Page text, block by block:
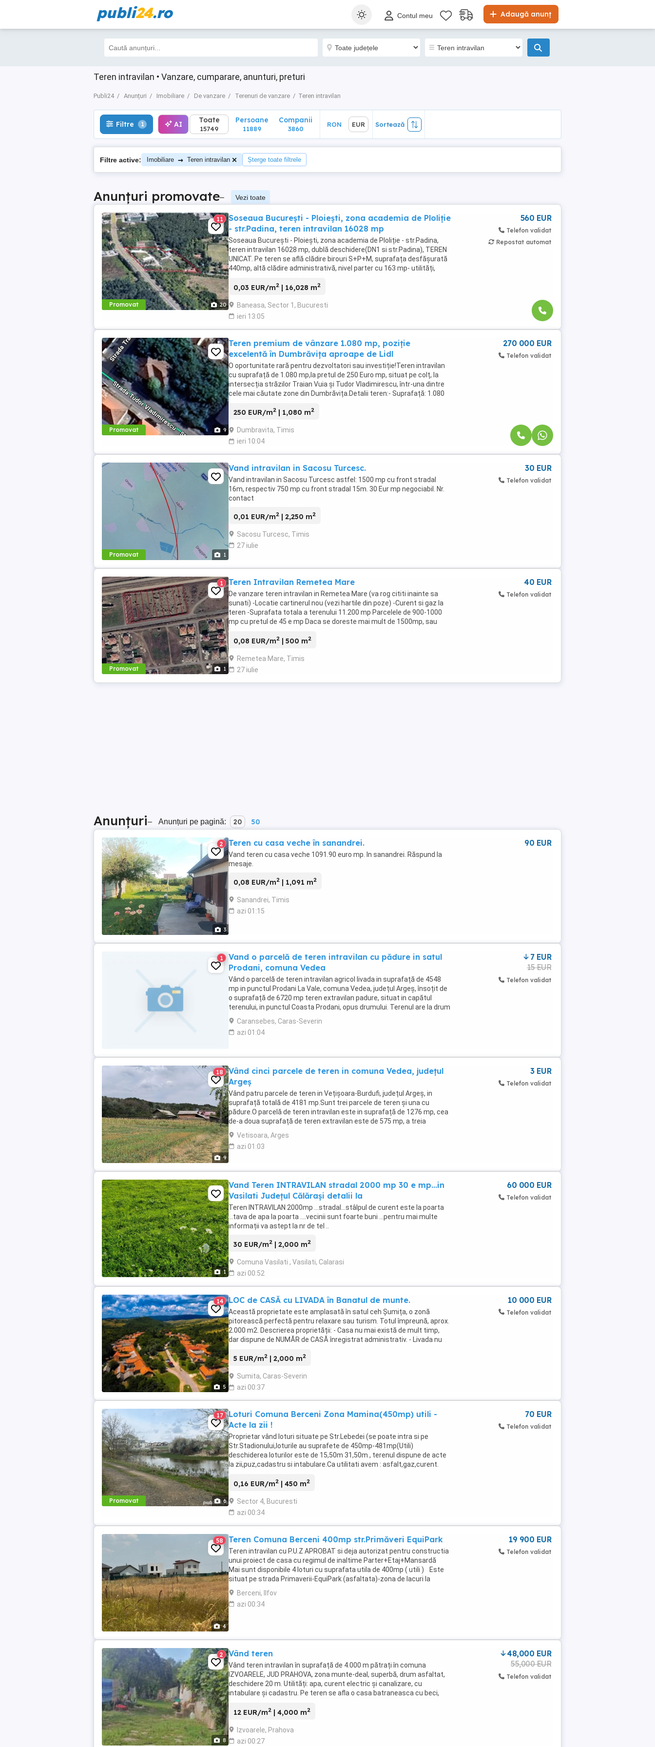
publi24.ro Adaugă anunț
Contul meu
Teren intravilan • Vanzare, cumparare, anunturi, preturi
Publi24 Anunțuri Imobiliare De vanzare Terenuri de vanzare Teren intravilan
Filtre 1 AI EUR Sortează
Filtre 1 AI Toate
15749
Persoane
11889
Companii
3860
RON EUR Sortează
Filtre active: Imobiliare → Teren intravilan Șterge toate filtrele
Anunțuri promovate– Vezi toate
Promovat 20
11
Soseaua București - Ploiești, zona academia de Ploliție
- str.Padina, teren intravilan 16028 mp
Soseaua București - Ploiești, zona academia de Ploliție - str.Padina,
teren intravilan 16028 mp, dublă deschidere(DN1 si str.Padina), TEREN
UNICAT. Pe teren se află clădire birouri S+P+M, suprafața desfășurată
440mp, altă clădire administrativă, nivel parter cu 163 mp- utilități,
0,03 EUR/m2 | 16,028 m2
Baneasa, Sector 1, Bucuresti
ieri 13:05
560 EUR
Telefon validat
Repostat automat
Promovat 9
Teren premium de vânzare 1.080 mp, poziție
excelentă în Dumbrăvița aproape de Lidl
O oportunitate rară pentru dezvoltatori sau investiție!Teren intravilan
cu suprafață de 1.080 mp,la pretul de 250 Euro mp, situat pe colț, la
intersecția străzilor Traian Vuia și Tudor Vladimirescu, într-una dintre
cele mai căutate zone din Dumbrăvița.Detalii teren:- Suprafață: 1.080
250 EUR/m2 | 1,080 m2
Dumbravita, Timis
ieri 10:04
270 000 EUR
Telefon validat
Promovat 1
Vand intravilan in Sacosu Turcesc.
Vand intravilan in Sacosu Turcesc astfel: 1500 mp cu front stradal
16m, respectiv 750 mp cu front stradal 15m. 30 Eur mp negociabil. Nr.
contact
0,01 EUR/m2 | 2,250 m2
Sacosu Turcesc, Timis
27 iulie
30 EUR
Telefon validat
Promovat 1
1 Teren Intravilan Remetea Mare
De vanzare teren intravilan in Remetea Mare (va rog cititi inainte sa
sunati) -Locatie cartinerul nou (vezi hartile din poze) -Curent si gaz la
teren -Suprafata totala a terenului 11.200 mp Parcelele de 900-1000
mp cu pretul de 45 e mp Daca se doreste mai mult de 1500mp, sau
0,08 EUR/m2 | 500 m2
Remetea Mare, Timis
27 iulie
40 EUR
Telefon validat
Anunțuri– Anunțuri pe pagină: 20 50
3
2 Teren cu casa veche în sanandrei.
Vand teren cu casa veche 1091.90 euro mp. In sanandrei. Răspund la
mesaje.
0,08 EUR/m2 | 1,091 m2
Sanandrei, Timis
azi 01:15
90 EUR
1
Vand o parcelă de teren intravilan cu pădure in satul
Prodani, comuna Vedea
Vând o parcelă de teren intravilan agricol livada in suprafață de 4548
mp in punctul Prodani La Vale, comuna Vedea, județul Argeș, însoțit de
o suprafață de 6720 mp teren extravilan padure, situat in capătul
terenului, in punctul Coasta Prodani, opus drumului. Terenul are la drum
toate utilitățile, adică ...
Caransebes, Caras-Severin
azi 01:04
7 EUR
15 EUR
Telefon validat
9
18
Vând cinci parcele de teren in comuna Vedea, județul
Argeș
Vând patru parcele de teren in Vețișoara-Burdufi, județul Argeș, in
suprafață totală de 4181 mp.Sunt trei parcele de teren și una cu
pădure.O parcelă de teren intravilan este in suprafață de 1276 mp, cea
de-a doua suprafață de teren extravilan este de 575 mp, a treia
suprafață de teren extravilan este ...
Vetisoara, Arges
azi 01:03
3 EUR
Telefon validat
1
Vand Teren INTRAVILAN stradal 2000 mp 30 e mp...in
Vasilati Județul Călărași detalii la
Teren INTRAVILAN 2000mp ...stradal...stâlpul de curent este la poarta
...tava de apa la poarta ....vecinii sunt foarte buni ...pentru mai multe
informații va astept la nr de tel ..
30 EUR/m2 | 2,000 m2
Comuna Vasilati , Vasilati, Calarasi
azi 00:52
60 000 EUR
Telefon validat
5
14 LOC de CASĂ cu LIVADA în Banatul de munte.
Această proprietate este amplasată în satul ceh Șumița, o zonă
pitorească perfectă pentru relaxare sau turism. Totul împreună, aprox.
2.000 m2. Descrierea proprietății: - Casa nu mai există de mult timp,
dar dispune de NUMĂR de CASĂ înregistrat administrativ. - Livada nu
5 EUR/m2 | 2,000 m2
Sumita, Caras-Severin
azi 00:37
10 000 EUR
Telefon validat
Promovat 6
17
Loturi Comuna Berceni Zona Mamina(450mp) utili -
Acte la zii !
Proprietar vând loturi situate pe Str.Lebedei (se poate intra si pe
Str.Stadionului,loturile au suprafete de 450mp-481mp(Utili)
deschiderea loturilor este de 15,50m 31,50m , terenul dispune de acte
la zii,puz,cadastru si intabulare.Ca utilitati avem : asfalt,gaz,curent.
0,16 EUR/m2 | 450 m2
Sector 4, Bucuresti
azi 00:34
70 EUR
Telefon validat
4
58 Teren Comuna Berceni 400mp str.Primăveri EquiPark
Teren intravilan cu P.U.Z APROBAT si deja autorizat pentru constructia
unui proiect de casa cu regimul de inaltime Parter+Etaj+Mansardă
Mai sunt disponibile 4 loturi cu suprafata utila de 400mp ( utili ) Este
situat pe strada Primaverii-EquiPark (asfaltata)-zona de lacuri la
aproximativ 800 metri ...
Berceni, Ilfov
azi 00:34
19 900 EUR
Telefon validat
8
2 Vând teren
Vând teren intravilan în suprafață de 4.000 m pătrați în comuna
IZVOARELE, JUD PRAHOVA, zona munte-deal, superbă, drum asfaltat,
deschidere 20 m. Utilități: apa, curent electric și canalizare, cu
intabulare și cadastru. Pe teren se afla o casa batraneasca cu beci,
12 EUR/m2 | 4,000 m2
Izvoarele, Prahova
azi 00:27
48,000 EUR
55,000 EUR
Telefon validat